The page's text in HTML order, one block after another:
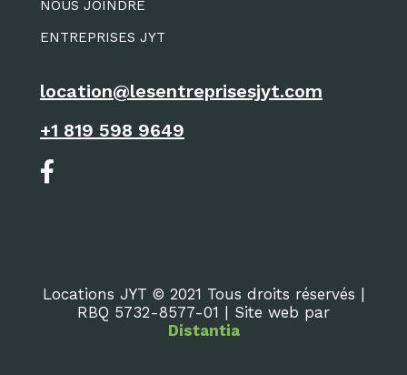
NOUS JOINDRE
ENTREPRISES JYT
location@lesentreprisesjyt.com
+1 819 598 9649
Locations JYT © 2021 Tous droits réservés |
RBQ 5732-8577-01 | Site web par
Distantia